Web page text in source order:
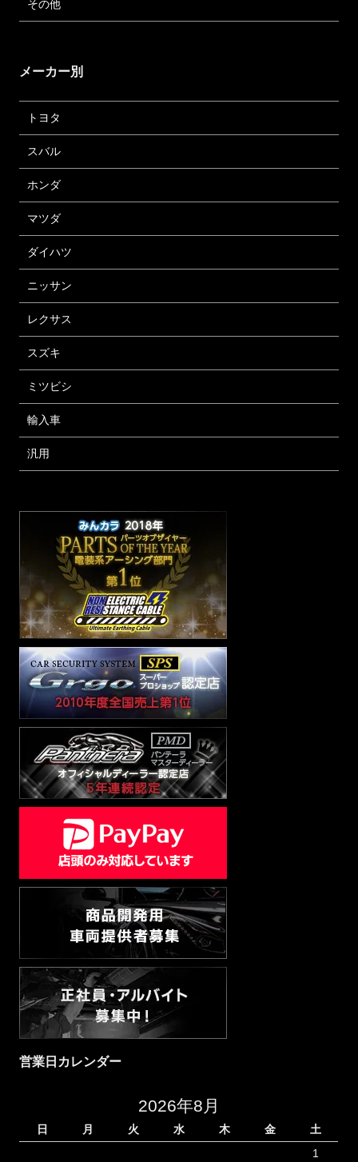
その他
メーカー別
トヨタ
スバル
ホンダ
マツダ
ダイハツ
ニッサン
レクサス
スズキ
ミツビシ
輸入車
汎用
営業日カレンダー
2026年8月
日 月 火 水 木 金
土
1